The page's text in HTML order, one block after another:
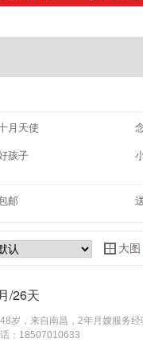
月天使
孩子
邮
Y 大图
/26天
岁，来自南昌，2年月嫂服务
：18507010633